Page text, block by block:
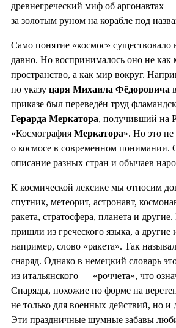
древнегреческий миф об аргонавтах
за золотым руном на корабле под
Само понятие «космос» существовало
давно. Но воспринималось оно не как
пространство, а как мир вокруг.
по указу царя Михаила Фёдоровича
приказе был переведён труд
Герарда Меркатора, получивший на
«Космография Меркатора». Но это
о космосе в современном понимании.
описание разных стран и обычаев
К космической лексике мы относим
спутник, метеорит, астронавт,
ракета, стратосфера, планета и
пришли из греческого языка, а
например, слово «ракета». Так
снаряд. Однако в немецкий словарь
из итальянского — «роччета», что
Снаряды, похожие по форме на
не только для военных действий, но и
Эти праздничные шумные забавы